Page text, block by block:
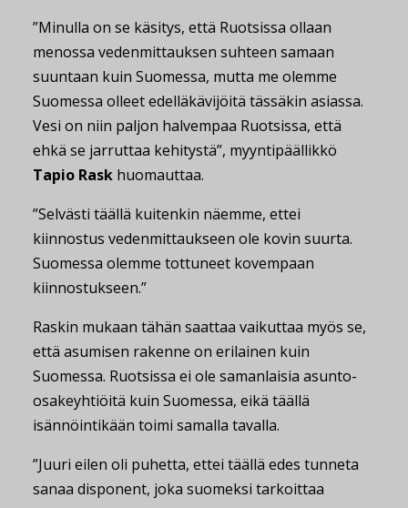
”Minulla on se käsitys, että Ruotsissa ollaan
menossa vedenmittauksen suhteen samaan
suuntaan kuin Suomessa, mutta me olemme
Suomessa olleet edelläkävijöitä tässäkin asiassa.
Vesi on niin paljon halvempaa Ruotsissa, että
ehkä se jarruttaa kehitystä”, myyntipäällikkö
Tapio Rask huomauttaa.
”Selvästi täällä kuitenkin näemme, ettei
kiinnostus vedenmittaukseen ole kovin suurta.
Suomessa olemme tottuneet kovempaan
kiinnostukseen.”
Raskin mukaan tähän saattaa vaikuttaa myös se,
että asumisen rakenne on erilainen kuin
Suomessa. Ruotsissa ei ole samanlaisia asunto-
osakeyhtiöitä kuin Suomessa, eikä täällä
isännöintikään toimi samalla tavalla.
”Juuri eilen oli puhetta, ettei täällä edes tunneta
sanaa disponent, joka suomeksi tarkoittaa